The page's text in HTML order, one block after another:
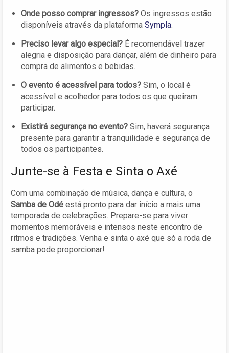
Onde posso comprar ingressos? Os ingressos estão
disponíveis através da plataforma Sympla.
Preciso levar algo especial? É recomendável trazer
alegria e disposição para dançar, além de dinheiro para
compra de alimentos e bebidas.
O evento é acessível para todos? Sim, o local é
acessível e acolhedor para todos os que queiram
participar.
Existirá segurança no evento? Sim, haverá segurança
presente para garantir a tranquilidade e segurança de
todos os participantes.
Junte-se à Festa e Sinta o Axé
Com uma combinação de música, dança e cultura, o
Samba de Odé está pronto para dar início a mais uma
temporada de celebrações. Prepare-se para viver
momentos memoráveis e intensos neste encontro de
ritmos e tradições. Venha e sinta o axé que só a roda de
samba pode proporcionar!